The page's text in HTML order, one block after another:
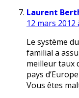
Laurent
12 mars 2012
Le système
familial a
meilleur taux
pays
Vous êtes